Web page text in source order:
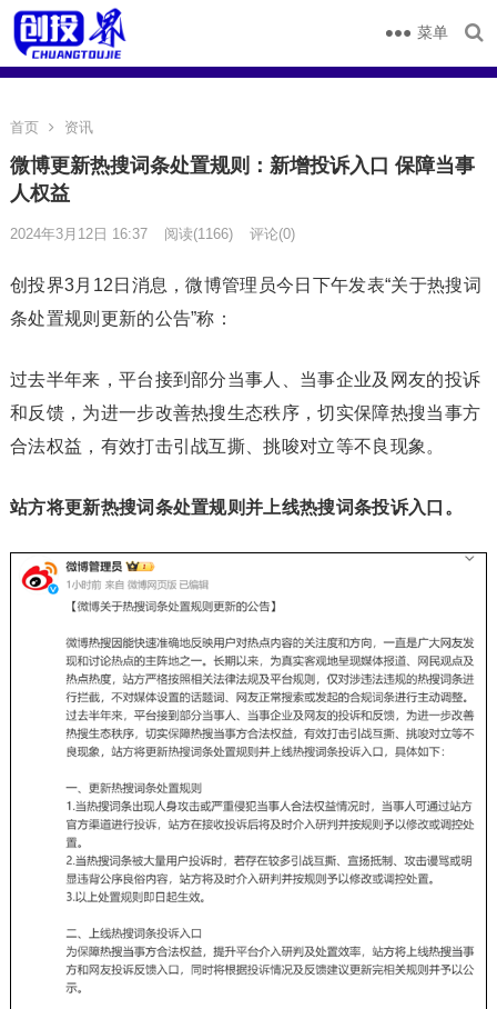
菜单
首页 资讯
微博更新热搜词条处置规则：新增投诉入口 保障当事
人权益
2024年3月12日 16:37 阅读(1166) 评论(0)
创投界3月12日消息，微博管理员今日下午发表“关于热搜词
条处置规则更新的公告”称：
过去半年来，平台接到部分当事人、当事企业及网友的投诉
和反馈，为进一步改善热搜生态秩序，切实保障热搜当事方
合法权益，有效打击引战互撕、挑唆对立等不良现象。
站方将更新热搜词条处置规则并上线热搜词条投诉入口。